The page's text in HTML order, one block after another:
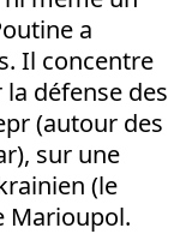
a
Il concentre
défense des
(autour des
sur une
(le
Marioupol.